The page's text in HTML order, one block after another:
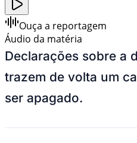
Ouça a reportagem
Áudio da matéria
Declarações sobre a
trazem de volta um
ser apagado.